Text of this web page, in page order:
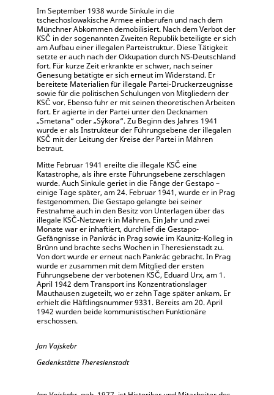
Im September 1938 wurde Sinkule in die
tschechoslowakische Armee einberufen und nach dem
Münchner Abkommen demobilisiert. Nach dem Verbot der
KSČ in der sogenannten Zweiten Republik beteiligte er sich
am Aufbau einer illegalen Parteistruktur. Diese Tätigkeit
setzte er auch nach der Okkupation durch NS-Deutschland
fort. Für kurze Zeit erkrankte er schwer, nach seiner
Genesung betätigte er sich erneut im Widerstand. Er
bereitete Materialien für illegale Partei-Druckerzeugnisse
sowie für die politischen Schulungen von Mitgliedern der
KSČ vor. Ebenso fuhr er mit seinen theoretischen Arbeiten
fort. Er agierte in der Partei unter den Decknamen
„Smetana“ oder „Sýkora“. Zu Beginn des Jahres 1941
wurde er als Instrukteur der Führungsebene der illegalen
KSČ mit der Leitung der Kreise der Partei in Mähren
betraut.
Mitte Februar 1941 ereilte die illegale KSČ eine
Katastrophe, als ihre erste Führungsebene zerschlagen
wurde. Auch Sinkule geriet in die Fänge der Gestapo –
einige Tage später, am 24. Februar 1941, wurde er in Prag
festgenommen. Die Gestapo gelangte bei seiner
Festnahme auch in den Besitz von Unterlagen über das
illegale KSČ-Netzwerk in Mähren. Ein Jahr und zwei
Monate war er inhaftiert, durchlief die Gestapo-
Gefängnisse in Pankrác in Prag sowie im Kaunitz-Kolleg in
Brünn und brachte sechs Wochen in Theresienstadt zu.
Von dort wurde er erneut nach Pankrác gebracht. In Prag
wurde er zusammen mit dem Mitglied der ersten
Führungsebene der verbotenen KSČ, Eduard Urx, am 1.
April 1942 dem Transport ins Konzentrationslager
Mauthausen zugeteilt, wo er zehn Tage später ankam. Er
erhielt die Häftlingsnummer 9331. Bereits am 20. April
1942 wurden beide kommunistischen Funktionäre
erschossen.
Jan Vajskebr
Gedenkstätte Theresienstadt